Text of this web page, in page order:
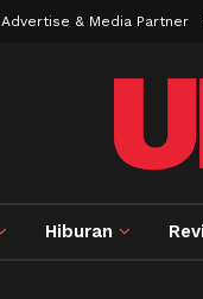
Advertise & Media Partner
Hiburan